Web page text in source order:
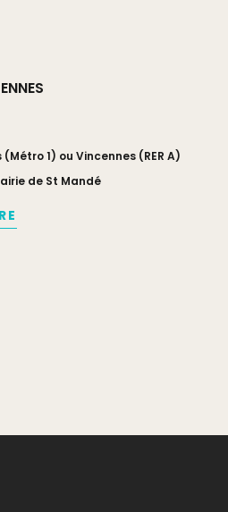
1) ou Vincennes (RER A)
de St Mandé